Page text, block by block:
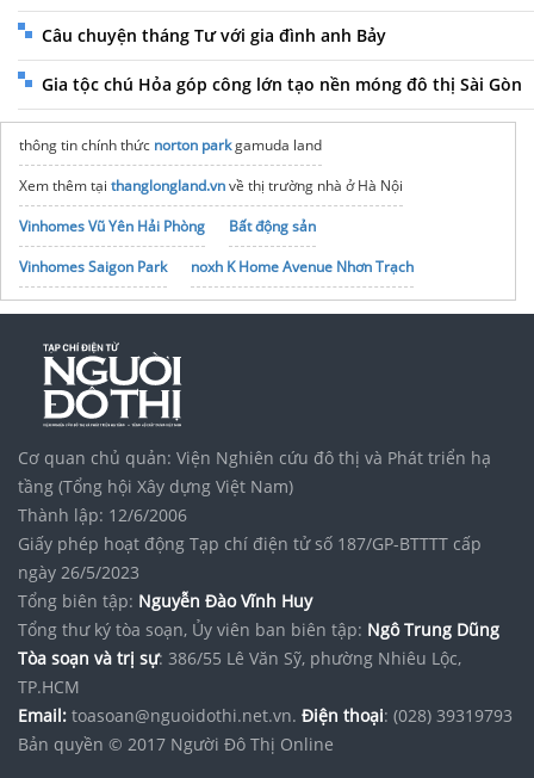
Câu chuyện tháng Tư với gia đình anh Bảy
Gia tộc chú Hỏa góp công lớn tạo nền móng đô thị Sài Gòn
thông tin chính thức norton parkgamuda land
Xem thêm tại thanglongland.vnvề thị trường nhà ở Hà Nội
Vinhomes Vũ Yên Hải Phòng
Bất động sản
Vinhomes Saigon Park
noxh K Home Avenue Nhơn Trạch
Tập đoàn Bcons Group
Cơ quan chủ quản: Viện Nghiên cứu đô thị và Phát triển hạ
tầng (Tổng hội Xây dựng Việt Nam)
Thành lập: 12/6/2006
Giấy phép hoạt động Tạp chí điện tử số 187/GP-BTTTT cấp
ngày 26/5/2023
Tổng biên tập: Nguyễn Đào Vĩnh Huy
Tổng thư ký tòa soạn, Ủy viên ban biên tập: Ngô Trung Dũng
Tòa soạn và trị sự: 386/55 Lê Văn Sỹ, phường Nhiêu Lộc,
TP.HCM
Email: toasoan@nguoidothi.net.vn. Điện thoại: (028) 39319793
Bản quyền © 2017 Người Đô Thị Online